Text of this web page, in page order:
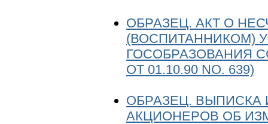
ОБРАЗЕЦ. АКТ О
(ВОСПИТАННИКОМ)
ГОСОБРАЗОВАНИЯ
ОТ 01.10.90 NО. 639)
ОБРАЗЕЦ. ВЫПИСКА
АКЦИОНЕРОВ ОБ